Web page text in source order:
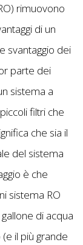
rimuovono
di un
svantaggio dei
parte dei
sistema a
filtri che
che sia il
del sistema
è che
sistema RO
di acqua
il più grande